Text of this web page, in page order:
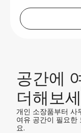
주차
건물 후문 지상 주
공간에
더해보
개인 소장품부터 사
여유 공간이 필요한
요.